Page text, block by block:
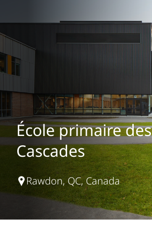
École primaire des
Cascades
Rawdon, QC, Canada